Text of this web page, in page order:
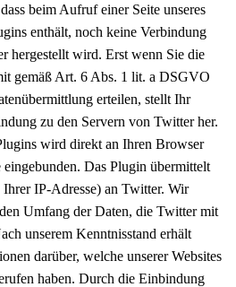
beim Aufruf einer Seite unseres
enthält, noch keine Verbindung
hergestellt wird. Erst wenn Sie die
gemäß Art. 6 Abs. 1 lit. a DSGVO
erteilen, stellt Ihr
zu den Servern von Twitter her.
wird direkt an Ihren Browser
Das Plugin übermittelt
IP-Adresse) an Twitter. Wir
Umfang der Daten, die Twitter mit
unserem Kenntnisstand erhält
darüber, welche unserer Websites
haben. Durch die Einbindung